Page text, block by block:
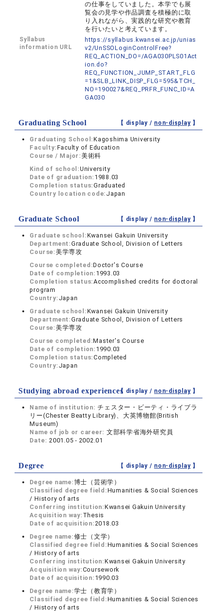
の仕事をしていました。本学でも展
覧会の見学や作品調査を積極的に取
り入れながら、実践的な研究や教育
を行いたいと考えています。
Syllabus
information URL
https://syllabus.kwansei.ac.jp/unias
v2/UnSSOLoginControlFree?
REQ_ACTION_DO=/AGA030PLS01Act
ion.do?
REQ_FUNCTION_JUMP_START_FLG
=1&SLB_LINK_DISP_FLG=595&TCH_
NO=190027&REQ_PRFR_FUNC_ID=A
GA030
Graduating School 【 display / non-display】
Graduating School:Kagoshima University
Faculty:Faculty of Education
Course / Major:美術科
Kind of school:University
Date of graduation: 1988.03
Completion status:Graduated
Country location code: Japan
Graduate School 【 display / non-display】
Graduate school:Kwansei Gakuin University
Department:Graduate School, Division of Letters
Course:美学専攻
Course completed:Doctor's Course
Date of completion: 1993.03
Completion status:Accomplished credits for doctoral
program
Country: Japan
Graduate school:Kwansei Gakuin University
Department:Graduate School, Division of Letters
Course:美学専攻
Course completed:Master's Course
Date of completion: 1990.03
Completion status:Completed
Country: Japan
Studying abroad experiences【 display / non-display】
Name of institution:チェスター・ビーティ・ライブラ
リー(Chester Beatty Library)、大英博物館(British
Museum)
Name of job or career: 文部科学省海外研究員
Date:2001.05 - 2002.01
Degree 【 display / non-display】
Degree name:博士（芸術学）
Classified degree field:Humanities & Social Sciences
/ History of arts
Conferring institution:Kwansei Gakuin University
Acquisition way: Thesis
Date of acquisition:2018.03
Degree name:修士（文学）
Classified degree field:Humanities & Social Sciences
/ History of arts
Conferring institution:Kwansei Gakuin University
Acquisition way:Coursework
Date of acquisition: 1990.03
Degree name:学士（教育学）
Classified degree field:Humanities & Social Sciences
/ History of arts